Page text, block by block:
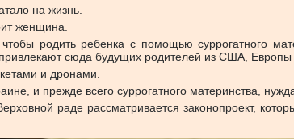
на жизнь.
женщина.
родить ребенка с помощью суррогатного
сюда будущих родителей из США, Европы
и дронами.
и прежде всего суррогатного материнства,
раде рассматривается законопроект,